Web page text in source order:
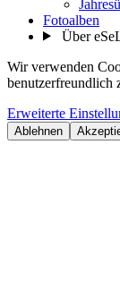
Fotoalben
Über
Wir verwenden
benutzerfreundlich
Erweiterte
Ablehnen